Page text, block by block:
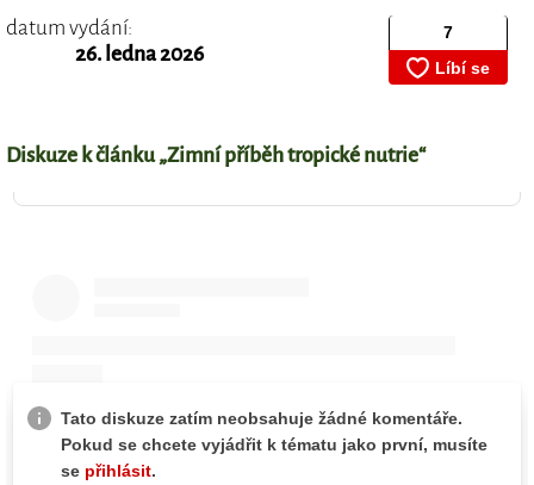
datum vydání:
26. ledna 2026
Diskuze k článku „Zimní příběh tropické nutrie“